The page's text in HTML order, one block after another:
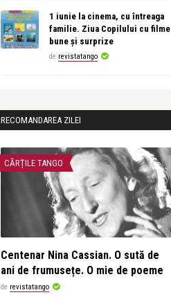
1 iunie la cinema, cu întreaga
familie. Ziua Copilului cu filme
bune și surprize
de revistatango
RECOMANDAREA ZILEI
CĂRȚILE TANGO
Centenar Nina Cassian. O sută de
ani de frumusețe. O mie de poeme
de revistatango